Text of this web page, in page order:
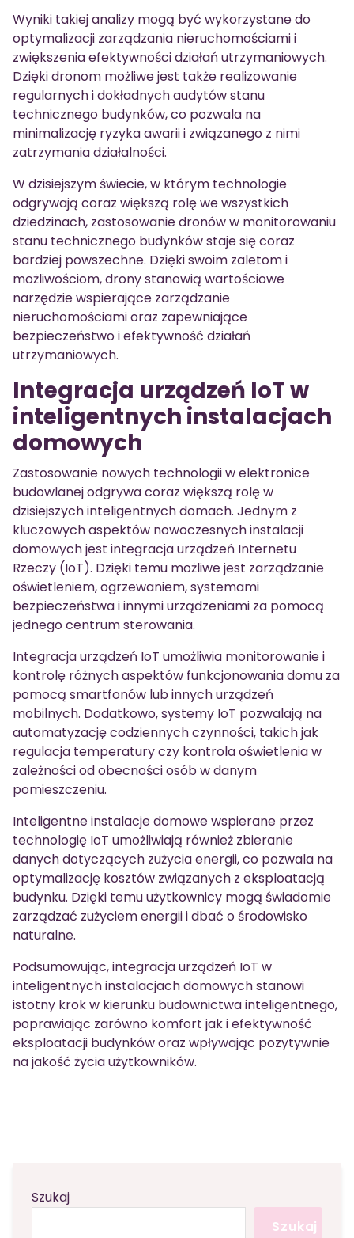
Wyniki takiej analizy mogą być wykorzystane do
optymalizacji zarządzania nieruchomościami i
zwiększenia efektywności działań utrzymaniowych.
Dzięki dronom możliwe jest także realizowanie
regularnych i dokładnych audytów stanu
technicznego budynków, co pozwala na
minimalizację ryzyka awarii i związanego z nimi
zatrzymania działalności.
W dzisiejszym świecie, w którym technologie
odgrywają coraz większą rolę we wszystkich
dziedzinach, zastosowanie dronów w monitorowaniu
stanu technicznego budynków staje się coraz
bardziej powszechne. Dzięki swoim zaletom i
możliwościom, drony stanowią wartościowe
narzędzie wspierające zarządzanie
nieruchomościami oraz zapewniające
bezpieczeństwo i efektywność działań
utrzymaniowych.
Integracja urządzeń IoT w
inteligentnych instalacjach
domowych
Zastosowanie nowych technologii w elektronice
budowlanej odgrywa coraz większą rolę w
dzisiejszych inteligentnych domach. Jednym z
kluczowych aspektów nowoczesnych instalacji
domowych jest integracja urządzeń Internetu
Rzeczy (IoT). Dzięki temu możliwe jest zarządzanie
oświetleniem, ogrzewaniem, systemami
bezpieczeństwa i innymi urządzeniami za pomocą
jednego centrum sterowania.
Integracja urządzeń IoT umożliwia monitorowanie i
kontrolę różnych aspektów funkcjonowania domu za
pomocą smartfonów lub innych urządzeń
mobilnych. Dodatkowo, systemy IoT pozwalają na
automatyzację codziennych czynności, takich jak
regulacja temperatury czy kontrola oświetlenia w
zależności od obecności osób w danym
pomieszczeniu.
Inteligentne instalacje domowe wspierane przez
technologię IoT umożliwiają również zbieranie
danych dotyczących zużycia energii, co pozwala na
optymalizację kosztów związanych z eksploatacją
budynku. Dzięki temu użytkownicy mogą świadomie
zarządzać zużyciem energii i dbać o środowisko
naturalne.
Podsumowując, integracja urządzeń IoT w
inteligentnych instalacjach domowych stanowi
istotny krok w kierunku budownictwa inteligentnego,
poprawiając zarówno komfort jak i efektywność
eksploatacji budynków oraz wpływając pozytywnie
na jakość życia użytkowników.
Szukaj
Szukaj